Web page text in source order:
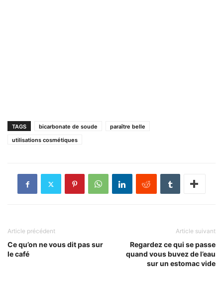
TAGS bicarbonate de soude
paraître belle
utilisations cosmétiques
Article précédent
Ce qu’on ne vous dit pas sur
le café
Article suivant
Regardez ce qui se passe
quand vous buvez de l’eau
sur un estomac vide